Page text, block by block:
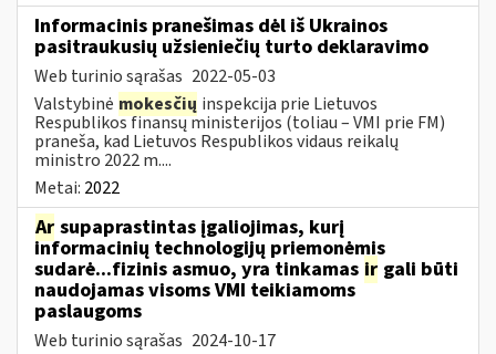
Informacinis pranešimas dėl iš Ukrainos
pasitraukusių užsieniečių turto deklaravimo
Web turinio sąrašas 2022-05-03
Valstybinė mokesčių inspekcija prie Lietuvos
Respublikos finansų ministerijos (toliau – VMI prie FM)
praneša, kad Lietuvos Respublikos vidaus reikalų
ministro 2022 m....
Metai: 2022
Ar supaprastintas įgaliojimas, kurį
informacinių technologijų priemonėmis
sudarė...fizinis asmuo, yra tinkamas ir gali būti
naudojamas visoms VMI teikiamoms
paslaugoms
Web turinio sąrašas 2024-10-17